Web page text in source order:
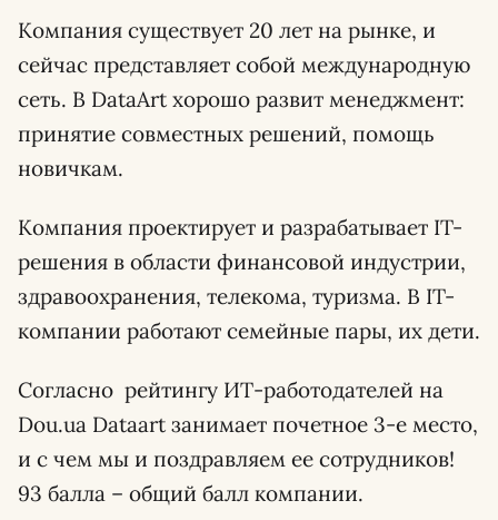
Компания существует 20 лет на рынке, и
сейчас представляет собой международную
сеть. В DataАrt хорошо развит менеджмент:
принятие совместных решений, помощь
новичкам.
Компания проектирует и разрабатывает IT-
решения в области финансовой индустрии,
здравоохранения, телекома, туризма. В IT-
компании работают семейные пары, их дети.
Согласно рейтингу ИТ-работодателей на
Dou.ua Dataart занимает почетное 3-е место,
и с чем мы и поздравляем ее сотрудников!
93 балла – общий балл компании.